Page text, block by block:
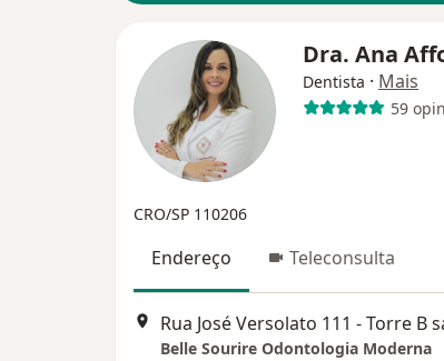
Dra. Ana
Dentista · Mais
59
CRO/SP 110206
Endereço Teleconsulta
Belle Sourire Odontologia Moderna